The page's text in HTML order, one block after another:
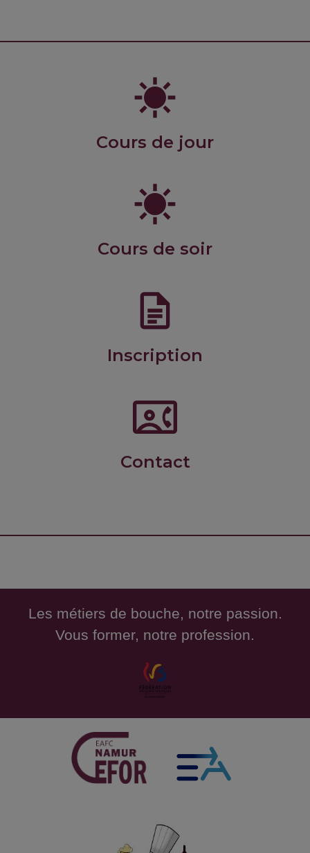
Cocktails1 2627 MaS
BBBC1_21MaS_CuisineFamille
Mocktails SansA MaS
R�alisation de cocktail sans alcool
NutritionBE_21Ini MaM 2627
Cours de jour
Cours de soir
Inscription
Contact
Les métiers de bouche, notre passion.
Vous former, notre profession.